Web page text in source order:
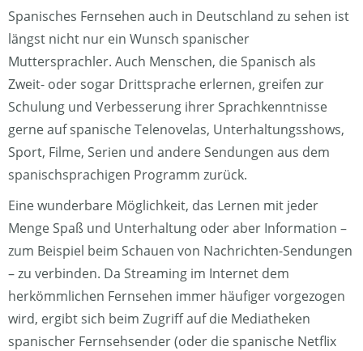
Spanisches Fernsehen auch in Deutschland zu sehen ist
längst nicht nur ein Wunsch spanischer
Muttersprachler. Auch Menschen, die Spanisch als
Zweit- oder sogar Drittsprache erlernen, greifen zur
Schulung und Verbesserung ihrer Sprachkenntnisse
gerne auf spanische Telenovelas, Unterhaltungsshows,
Sport, Filme, Serien und andere Sendungen aus dem
spanischsprachigen Programm zurück.
Eine wunderbare Möglichkeit, das Lernen mit jeder
Menge Spaß und Unterhaltung oder aber Information –
zum Beispiel beim Schauen von Nachrichten-Sendungen
– zu verbinden. Da Streaming im Internet dem
herkömmlichen Fernsehen immer häufiger vorgezogen
wird, ergibt sich beim Zugriff auf die Mediatheken
spanischer Fernsehsender (oder die spanische Netflix